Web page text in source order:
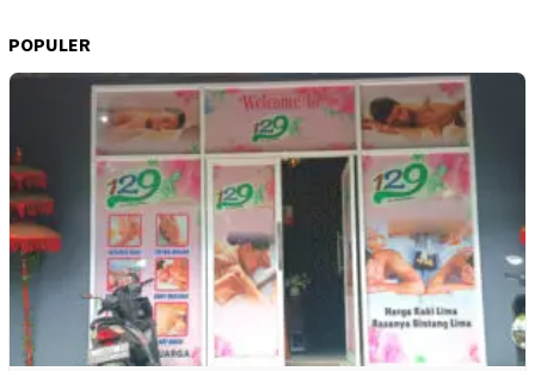
POPULER